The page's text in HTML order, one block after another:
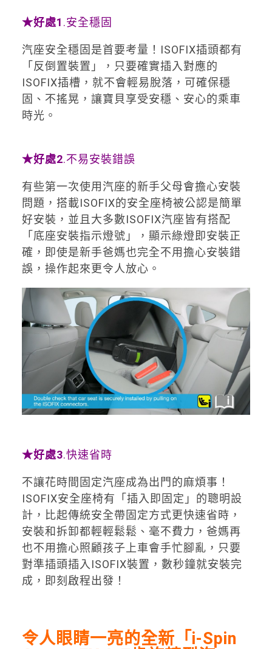
★好處1 .安全穩固
汽座安全穩固是首要考量！ISOFIX插頭都有
「反倒置裝置」，只要確實插入對應的
ISOFIX插槽，就不會輕易脫落，可確保穩
固、不搖晃，讓寶貝享受安穩、安心的乘車
時光。
★好處2.不易安裝錯誤
有些第一次使用汽座的新手父母會擔心安裝
問題，搭載ISOFIX的安全座椅被公認是簡單
好安裝，並且大多數ISOFIX汽座皆有搭配
「底座安裝指示燈號」，顯示綠燈即安裝正
確，即使是新手爸媽也完全不用擔心安裝錯
誤，操作起來更令人放心。
★好處3.快速省時
不讓花時間固定汽座成為出門的麻煩事！
ISOFIX安全座椅有「插入即固定」的聰明設
計，比起傳統安全帶固定方式更快速省時，
安裝和拆卸都輕輕鬆鬆、毫不費力，爸媽再
也不用擔心照顧孩子上車會手忙腳亂，只要
對準插頭插入ISOFIX裝置，數秒鐘就安裝完
成，即刻啟程出發！
令人眼睛一亮的全新「i-Spin